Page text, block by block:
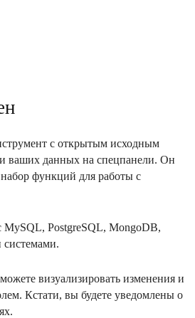
с открытым исходным
ваших данных на спецпанели. Он
функций для работы с
MySQL, PostgreSQL, MongoDB,
системами.
визуализировать изменения и
Кстати, вы будете уведомлены о